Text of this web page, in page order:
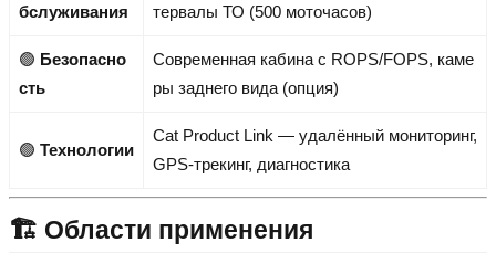
бслуживания
тервалы ТО (500 моточасов)
🟢 Безопасно
сть
Современная кабина с ROPS/FOPS, каме
ры заднего вида (опция)
🟢 Технологии
Cat Product Link — удалённый мониторинг,
GPS-трекинг, диагностика
🏗️ Области применения